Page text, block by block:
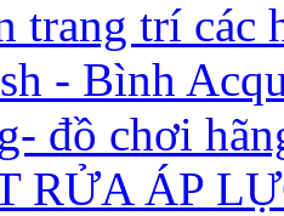
trang trí các
- Bình
đồ chơi
ÁP